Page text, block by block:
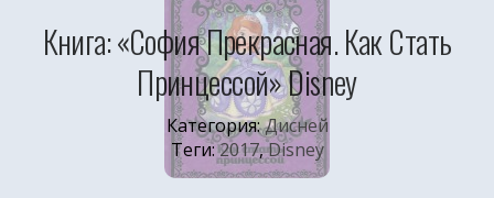
Книга: «София Прекрасная. Как Стать
Принцессой» Disney
Категория:Дисней
Теги:2017,Disney